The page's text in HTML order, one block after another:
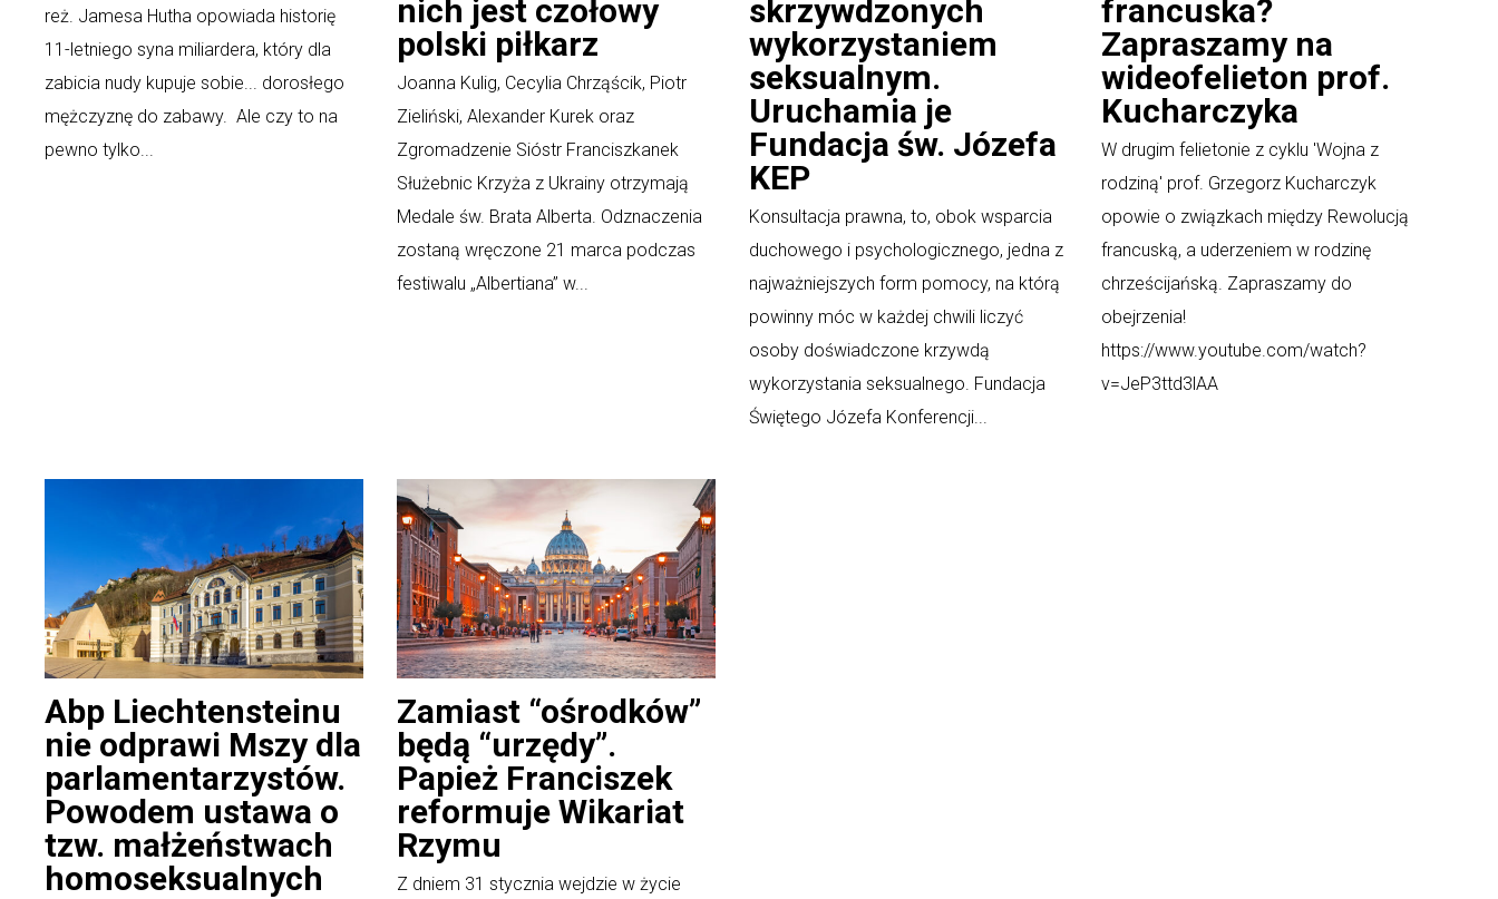
reż. Jamesa Hutha opowiada historię
11-letniego syna miliardera, który dla
zabicia nudy kupuje sobie... dorosłego
mężczyznę do zabawy. Ale czy to na
pewno tylko...
nich jest czołowy
polski piłkarz
Joanna Kulig, Cecylia Chrząścik, Piotr
Zieliński, Alexander Kurek oraz
Zgromadzenie Sióstr Franciszkanek
Służebnic Krzyża z Ukrainy otrzymają
Medale św. Brata Alberta. Odznaczenia
zostaną wręczone 21 marca podczas
festiwalu „Albertiana” w...
skrzywdzonych
wykorzystaniem
seksualnym.
Uruchamia je
Fundacja św. Józefa
KEP
Konsultacja prawna, to, obok wsparcia
duchowego i psychologicznego, jedna z
najważniejszych form pomocy, na którą
powinny móc w każdej chwili liczyć
osoby doświadczone krzywdą
wykorzystania seksualnego. Fundacja
Świętego Józefa Konferencji...
francuska?
Zapraszamy na
wideofelieton prof.
Kucharczyka
W drugim felietonie z cyklu 'Wojna z
rodziną' prof. Grzegorz Kucharczyk
opowie o związkach między Rewolucją
francuską, a uderzeniem w rodzinę
chrześcijańską. Zapraszamy do
obejrzenia!
https://www.youtube.com/watch?
v=JeP3ttd3lAA
Abp Liechtensteinu
nie odprawi Mszy dla
parlamentarzystów.
Powodem ustawa o
tzw. małżeństwach
homoseksualnych
Zamiast “ośrodków”
będą “urzędy”.
Papież Franciszek
reformuje Wikariat
Rzymu
Z dniem 31 stycznia wejdzie w życie